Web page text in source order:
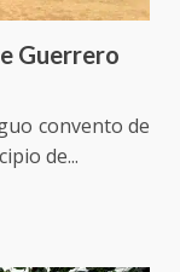
Guerrero
convento de
de...
Montiel
Jara